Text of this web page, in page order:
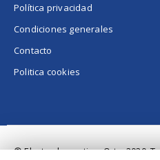
Política privacidad
Condiciones generales
Contacto
Politica cookies
© ElectrodomesticosOrts. 2020.